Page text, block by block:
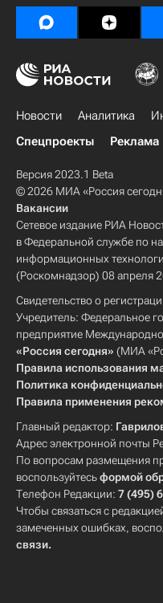
Новости Аналитика
Спецпроекты
Реклама
Версия 2023.1 Beta
© 2026 МИА «Россия
Вакансии
Сетевое издание РИА
в Федеральной службе по
информационных
(Роскомнадзор) 08 апреля
Свидетельство о
Учредитель: Федеральное
предприятие
«Россия сегодня» (МИА
Правила использования
Политика
Правила применения
Главный редактор:
Адрес электронной почты
По вопросам размещения
воспользуйтесьформой
Телефон Редакции: 7 (495)
Чтобы связаться с
замеченных ошибках,
связи.